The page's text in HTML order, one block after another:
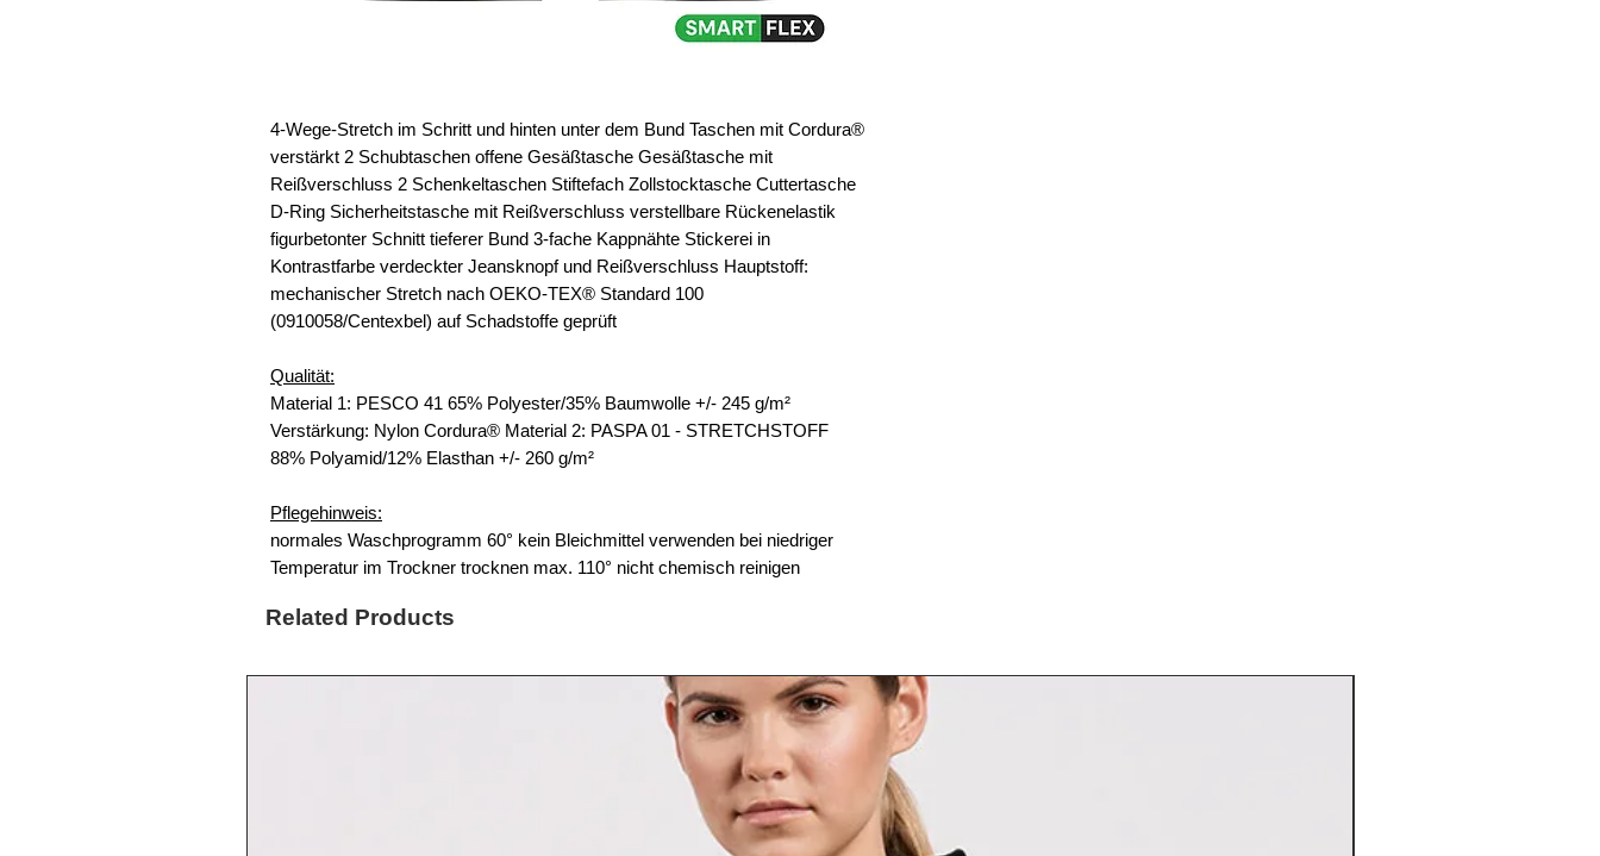
4-Wege-Stretch im Schritt und hinten unter dem Bund Taschen mit Cordura®
verstärkt 2 Schubtaschen offene Gesäßtasche Gesäßtasche mit
Reißverschluss 2 Schenkeltaschen Stiftefach Zollstocktasche Cuttertasche
D-Ring Sicherheitstasche mit Reißverschluss verstellbare Rückenelastik
figurbetonter Schnitt tieferer Bund 3-fache Kappnähte Stickerei in
Kontrastfarbe verdeckter Jeansknopf und Reißverschluss Hauptstoff:
mechanischer Stretch nach OEKO-TEX® Standard 100
(0910058/Centexbel) auf Schadstoffe geprüft
Qualität:
Material 1: PESCO 41 65% Polyester/35% Baumwolle +/- 245 g/m²
Verstärkung: Nylon Cordura® Material 2: PASPA 01 - STRETCHSTOFF
88% Polyamid/12% Elasthan +/- 260 g/m²
Pflegehinweis:
normales Waschprogramm 60° kein Bleichmittel verwenden bei niedriger
Temperatur im Trockner trocknen max. 110° nicht chemisch reinigen
Related Products